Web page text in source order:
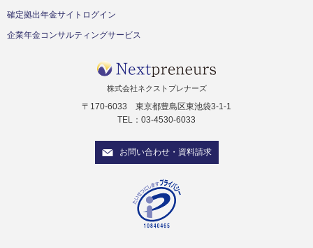
確定拠出年金サイトログイン
企業年金コンサルティングサービス
株式会社ネクストプレナーズ
〒170-6033 東京都豊島区東池袋3-1-1
TEL：03-4530-6033
お問い合わせ・資料請求